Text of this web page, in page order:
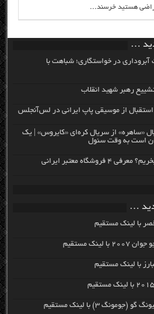
راضی هستید خرسند...
…
در خواستگاری؛ شباهت با
استقبال از موسیقی پاپ ایرانی در لس‌آنجلس
«ساهره» از سریال کره‌ای «کایروس» | یک
است به وقت سئول
معتبر ایرانی
…
با لینک مستقیم
مستقیم
با لینک مستقیم
۳) با لینک مستقیم